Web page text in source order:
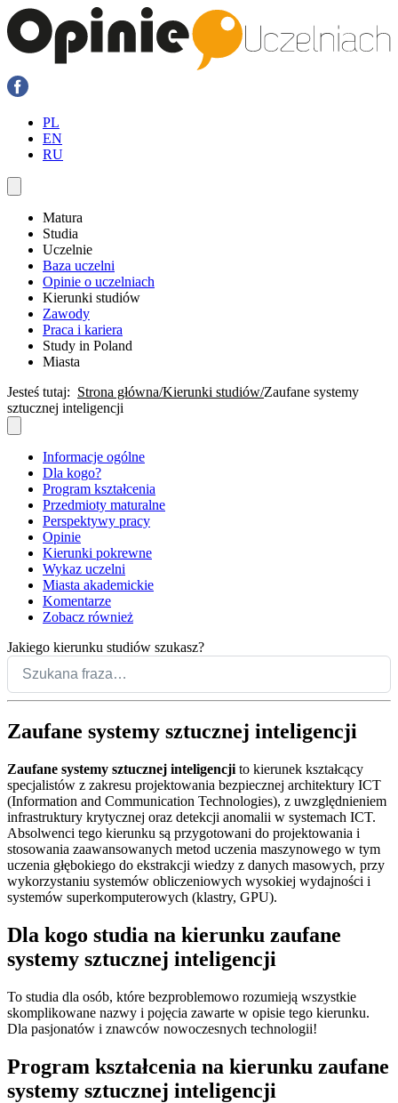
PL
EN
RU
Matura
Studia
Uczelnie
Baza uczelni
Opinie o uczelniach
Kierunki studiów
Zawody
Praca i kariera
Study in Poland
Miasta
Jesteś tutaj: Strona główna Kierunki studiów Zaufane systemy
sztucznej inteligencji
Informacje ogólne
Dla kogo?
Program kształcenia
Przedmioty maturalne
Perspektywy pracy
Opinie
Kierunki pokrewne
Wykaz uczelni
Miasta akademickie
Komentarze
Zobacz również
Jakiego kierunku studiów szukasz?
Zaufane systemy sztucznej inteligencji
Zaufane systemy sztucznej inteligencji to kierunek kształcący
specjalistów z zakresu projektowania bezpiecznej architektury ICT
(Information and Communication Technologies), z uwzględnieniem
infrastruktury krytycznej oraz detekcji anomalii w systemach ICT.
Absolwenci tego kierunku są przygotowani do projektowania i
stosowania zaawansowanych metod uczenia maszynowego w tym
uczenia głębokiego do ekstrakcji wiedzy z danych masowych, przy
wykorzystaniu systemów obliczeniowych wysokiej wydajności i
systemów superkomputerowych (klastry, GPU).
Dla kogo studia na kierunku zaufane
systemy sztucznej inteligencji
To studia dla osób, które bezproblemowo rozumieją wszystkie
skomplikowane nazwy i pojęcia zawarte w opisie tego kierunku.
Dla pasjonatów i znawców nowoczesnych technologii!
Program kształcenia na kierunku zaufane
systemy sztucznej inteligencji